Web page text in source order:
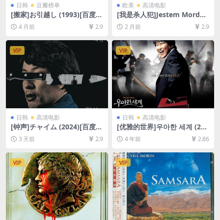
日韩 豆瓣榜单
[搬家]お引越し (1993)[百度网
盘+夸克网盘1080P超清未删
减资源][网盘在线播放/下载]
[MP4/8.3GB][中文字幕]
4 月前 2.9
欧美 高清电影
[我是杀人犯]Jestem Morder
cą (2016)[百度网盘+夸克网盘
1080P超清未删减资源][网盘
在线播放/下载][MP4/7.4GB]
[中文字幕]
2 月前 2.9
VIP
日韩 高清电影
[钟声]チャイム (2024)[百度网
盘+夸克网盘1080P超清未删
减资源][网盘在线播放/下载]
3 天前 2.9
VIP
日韩 高清电影
[优雅的世界]우아한 세계 (200
7)[百度网盘+迅雷云盘资源10
80P超清未删减][MP4/6.2GB]
4 年前 2.86
VIP VIP